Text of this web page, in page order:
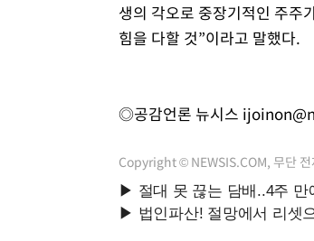
생의 각오로 중장기적인 주주
힘을 다할 것”이라고 말했다.
◎공감언론 뉴시스
Copyright © NEWSIS.COM, 무단 전